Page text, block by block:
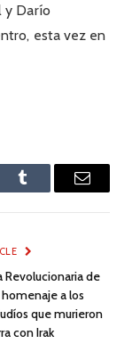
y Darío
esta vez en
Tumblr Email
Revolucionaria de
a los
que murieron
con Irak